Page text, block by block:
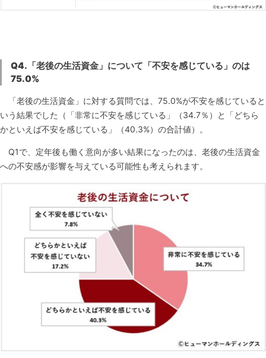
Q4. 「老後の生活資金」について「不安を感じている」のは
75.0%
「老後の生活資金」に対する質問では、75.0%が不安を感じていると
いう結果でした（「非常に不安を感じている」（34.7％）と「どちら
かといえば不安を感じている」（40.3%）の合計値）。
Q1で、定年後も働く意向が多い結果になったのは、老後の生活資金
への不安感が影響を与えている可能性も考えられます。